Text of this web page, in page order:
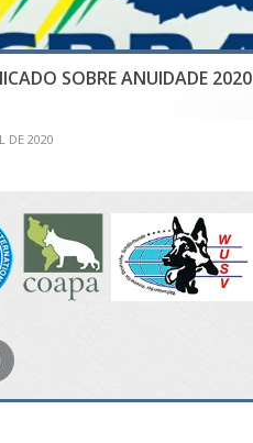
SOBRE ANUIDADE 2020
DE 2020